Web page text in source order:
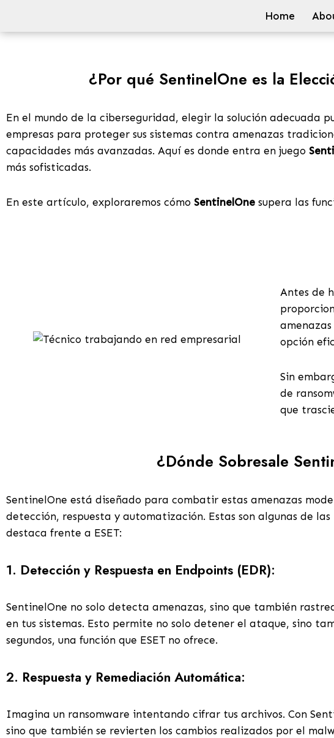
Skip
Home
¿Por qué SentinelOne es la
En el mundo de la ciberseguridad, elegir la solución adecuada
empresas para proteger sus sistemas contra amenazas
capacidades más avanzadas. Aquí es donde entra en juego
más sofisticadas.
En este artículo, exploraremos cómo SentinelOne supera las
Antes de
amenazas
opción
Sin
de
que
¿Dónde Sobresale
SentinelOne está diseñado para combatir estas amenazas
detección, respuesta y automatización. Estas son algunas de
destaca frente a ESET:
1. Detección y Respuesta en Endpoints (EDR):
SentinelOne no solo detecta amenazas, sino que también
en tus sistemas. Esto permite no solo detener el ataque, sino
segundos, una función que ESET no ofrece.
2. Respuesta y Remediación Automática:
Imagina un ransomware intentando cifrar tus archivos. Con
sino que también se revierten los cambios realizados por el